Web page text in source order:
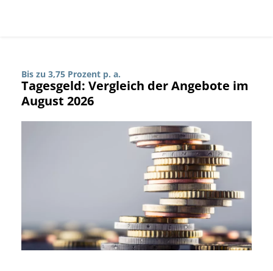
Bis zu 3,75 Prozent p. a.
Tagesgeld: Vergleich der Angebote im
August 2026